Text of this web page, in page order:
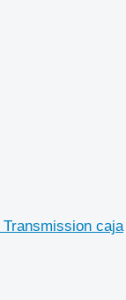
caja